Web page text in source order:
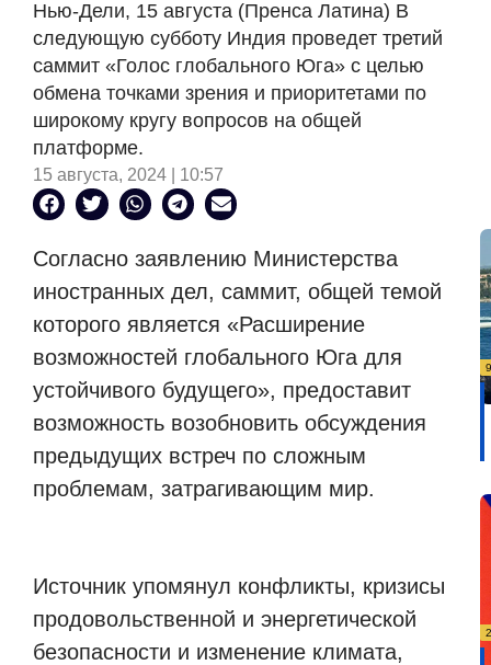
Нью-Дели, 15 августа (Пренса Латина) В
следующую субботу Индия проведет третий
саммит «Голос глобального Юга» с целью
обмена точками зрения и приоритетами по
широкому кругу вопросов на общей
платформе.
15 августа, 2024 | 10:57
Согласно заявлению Министерства
иностранных дел, саммит, общей темой
которого является «Расширение
возможностей глобального Юга для
устойчивого будущего», предоставит
возможность возобновить обсуждения
предыдущих встреч по сложным
проблемам, затрагивающим мир.
Источник упомянул конфликты, кризисы
продовольственной и энергетической
безопасности и изменение климата,